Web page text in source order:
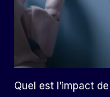
Quel est l’impact